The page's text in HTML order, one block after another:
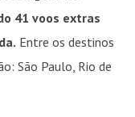
41 voos extras
Entre os destinos
São Paulo, Rio de